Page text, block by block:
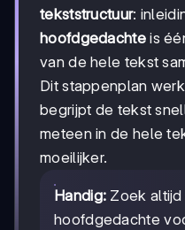
tekststructuur:
hoofdgedachteis
van de hele tekst
Dit stappenplan
begrijpt de tekst
meteen in de hele
moeilijker.
Handig: Zoek
hoofdgedachte